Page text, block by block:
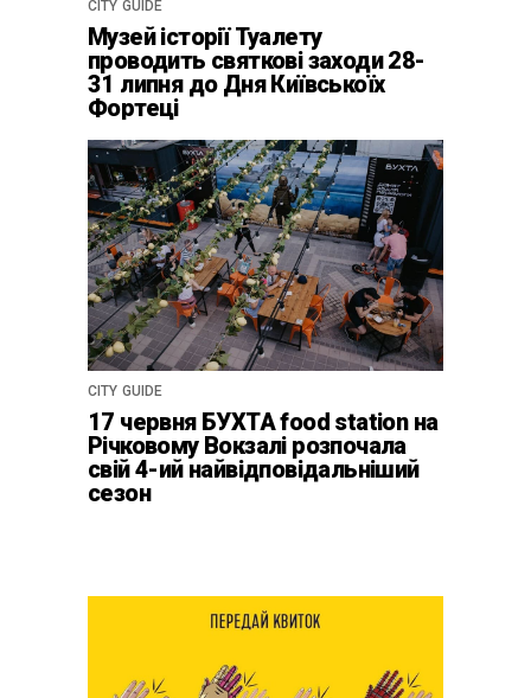
CITY GUIDE
Музей історії Туалету
проводить святкові заходи 28-
31 липня до Дня Київськоїх
Фортеці
CITY GUIDE
17 червня БУХТА food station на
Річковому Вокзалі розпочала
свій 4-ий найвідповідальніший
сезон